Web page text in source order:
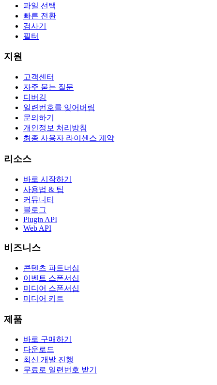
파일 선택
빠른 전환
검사기
필터
지원
고객센터
자주 묻는 질문
디버깅
일련번호를 잊어버림
문의하기
개인정보 처리방침
최종 사용자 라이센스 계약
리소스
바로 시작하기
사용법 & 팁
커뮤니티
블로그
Plugin API
Web API
비즈니스
콘텐츠 파트너십
이벤트 스폰서십
미디어 스폰서십
미디어 키트
제품
바로 구매하기
다운로드
최신 개발 진행
무료로 일련번호 받기